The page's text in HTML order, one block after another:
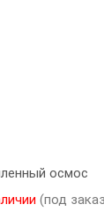
осмос
(под